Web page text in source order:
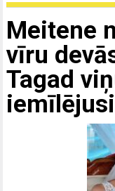
Meitene
vīru
Tagad